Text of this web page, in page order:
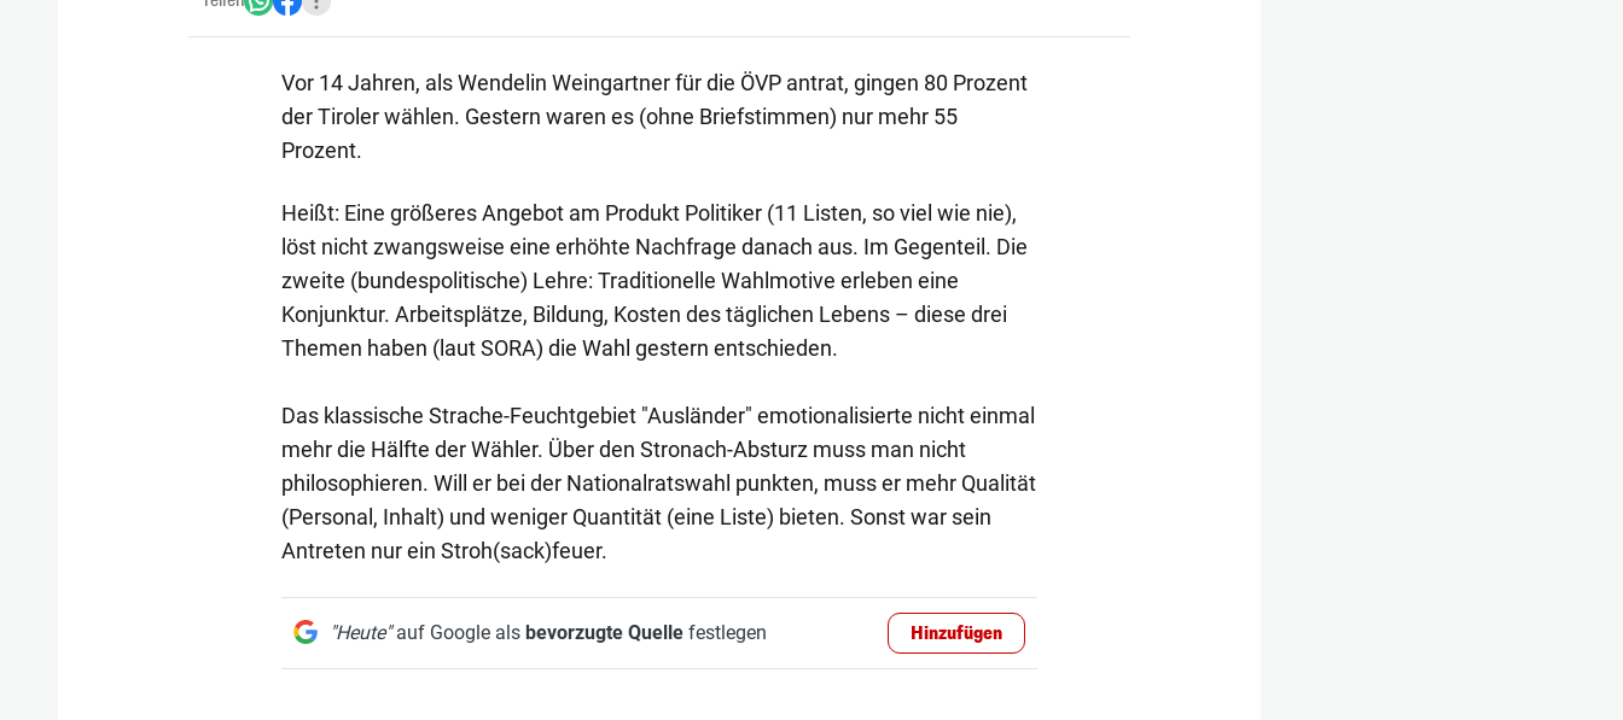
Vor 14 Jahren, als Wendelin Weingartner für die ÖVP antrat, gingen 80 Prozent
der Tiroler wählen. Gestern waren es (ohne Briefstimmen) nur mehr 55
Prozent.
Heißt: Eine größeres Angebot am Produkt Politiker (11 Listen, so viel wie nie),
löst nicht zwangsweise eine erhöhte Nachfrage danach aus. Im Gegenteil. Die
zweite (bundespolitische) Lehre: Traditionelle Wahlmotive erleben eine
Konjunktur. Arbeitsplätze, Bildung, Kosten des täglichen Lebens – diese drei
Themen haben (laut SORA) die Wahl gestern entschieden.
Das klassische Strache-Feuchtgebiet "Ausländer" emotionalisierte nicht einmal
mehr die Hälfte der Wähler. Über den Stronach-Absturz muss man nicht
philosophieren. Will er bei der Nationalratswahl punkten, muss er mehr Qualität
(Personal, Inhalt) und weniger Quantität (eine Liste) bieten. Sonst war sein
Antreten nur ein Stroh(sack)feuer.
"Heute"auf Google als bevorzugte Quellefestlegen Hinzufügen